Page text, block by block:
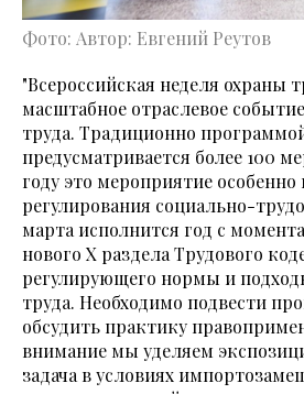
Фото: Автор: Евгений Реутов
"Всероссийская неделя охраны
масштабное отраслевое
труда. Традиционно
предусматривается более 100
году это мероприятие
регулирования социально-
марта исполнится год с
нового Х раздела Трудового
регулирующего нормы и
труда. Необходимо подвести
обсудить практику
внимание мы уделяем
задача в условиях